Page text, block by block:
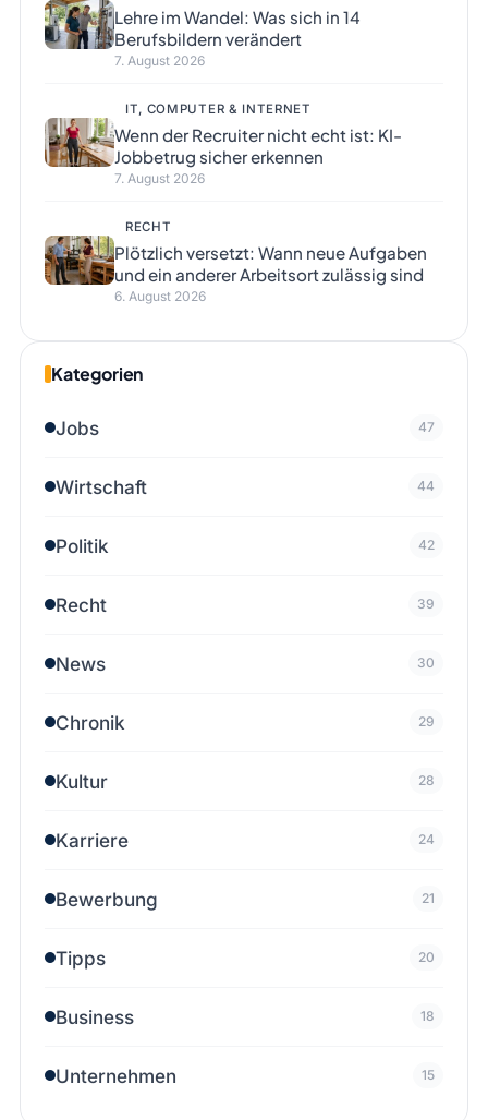
Lehre im Wandel: Was sich in 14
Berufsbildern verändert
7. August 2026
IT, COMPUTER & INTERNET
Wenn der Recruiter nicht echt ist: KI-
Jobbetrug sicher erkennen
7. August 2026
RECHT
Plötzlich versetzt: Wann neue Aufgaben
und ein anderer Arbeitsort zulässig sind
6. August 2026
Kategorien
Jobs 47
Wirtschaft 44
Politik 42
Recht 39
News 30
Chronik 29
Kultur 28
Karriere 24
Bewerbung 21
Tipps 20
Business 18
Unternehmen 15